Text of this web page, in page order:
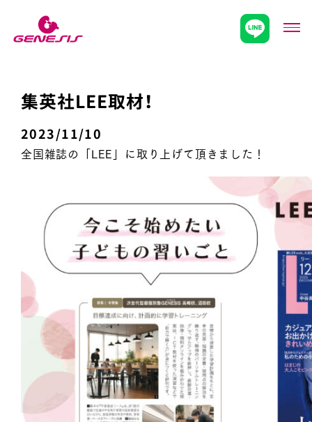
次世代型超個別塾Genesis メニ
集英社LEE取材！
2023/11/10
全国雑誌の「LEE」に取り上げて頂きました！